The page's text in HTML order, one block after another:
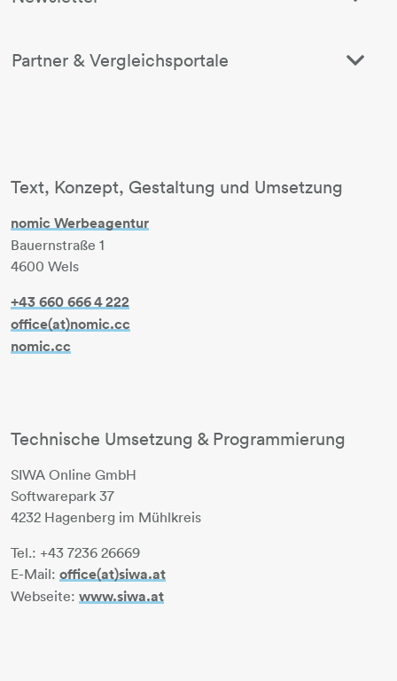
Partner & Vergleichsportale
Text, Konzept, Gestaltung und Umsetzung
nomic Werbeagentur
Bauernstraße 1
4600 Wels
+43 660 666 4 222
office(at)nomic.cc
nomic.cc
Technische Umsetzung & Programmierung
SIWA Online GmbH
Softwarepark 37
4232 Hagenberg im Mühlkreis
Tel.: +43 7236 26669
E-Mail: office(at)siwa.at
Webseite: www.siwa.at